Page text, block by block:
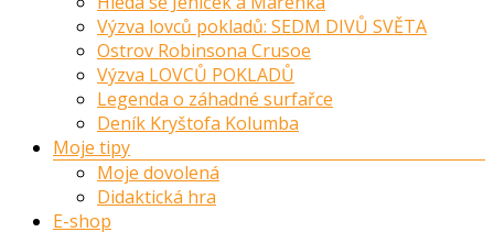
Výzva lovců pokladů: SEDM DIVŮ SVĚTA
Ostrov Robinsona Crusoe
Výzva LOVCŮ POKLADŮ
Legenda o záhadné surfařce
Deník Kryštofa Kolumba
Moje tipy
Moje dovolená
Didaktická hra
E-shop